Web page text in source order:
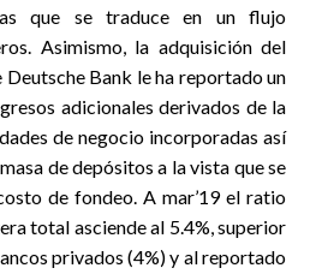
que se traduce en un flujo
Asimismo, la adquisición del
Bank le ha reportado un
adicionales derivados de la
de negocio incorporadas así
de depósitos a la vista que se
de fondeo. A mar’19 el ratio
total asciende al 5.4%, superior
privados (4%) y al reportado